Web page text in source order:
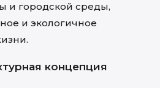
и городской среды,
и экологичное
концепция